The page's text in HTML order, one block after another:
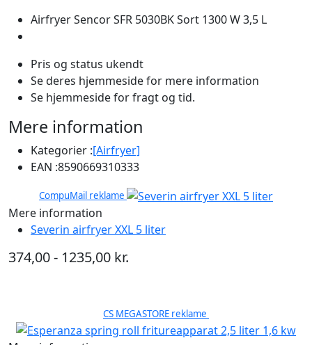
Airfryer Sencor SFR 5030BK Sort 1300 W 3,5 L
Pris og status ukendt
Se deres hjemmeside for mere information
Se hjemmeside for fragt og tid.
Mere information
Kategorier :[Airfryer]
EAN :8590669310333
CompuMail reklame
Mere information
Severin airfryer XXL 5 liter
374,00 - 1235,00 kr.
CS MEGASTORE reklame